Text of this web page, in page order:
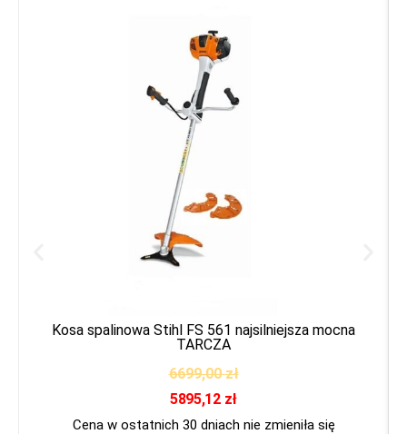
Kosa spalinowa Stihl FS 561 najsilniejsza mocna
TARCZA
6699,00zł
5895,12 zł
Cena w ostatnich 30 dniach nie zmieniła się